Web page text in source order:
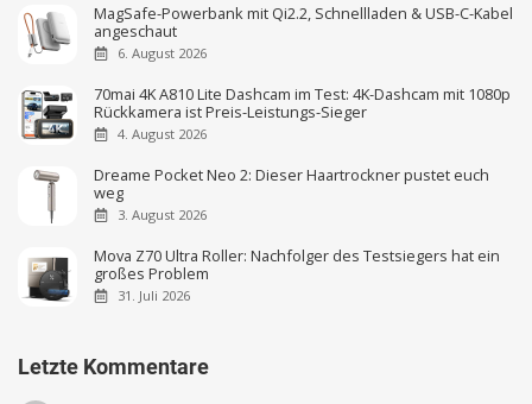
MagSafe-Powerbank mit Qi2.2, Schnellladen & USB-C-Kabel
angeschaut
6. August 2026
70mai 4K A810 Lite Dashcam im Test: 4K-Dashcam mit 1080p
Rückkamera ist Preis-Leistungs-Sieger
4. August 2026
Dreame Pocket Neo 2: Dieser Haartrockner pustet euch
weg
3. August 2026
Mova Z70 Ultra Roller: Nachfolger des Testsiegers hat ein
großes Problem
31. Juli 2026
Letzte Kommentare